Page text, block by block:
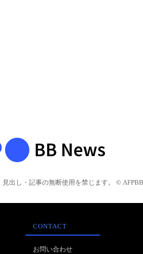
出し・記事の無断使用を禁じます。 © AFPBB
CONTACT
お問い合わせ